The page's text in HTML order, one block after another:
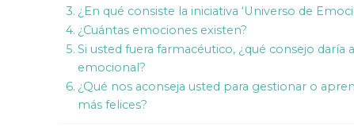
¿En qué consiste la iniciativa ‘Universo de
¿Cuántas emociones existen?
Si usted fuera farmacéutico, ¿qué consejo
emocional?
¿Qué nos aconseja usted para gestionar o
más felices?